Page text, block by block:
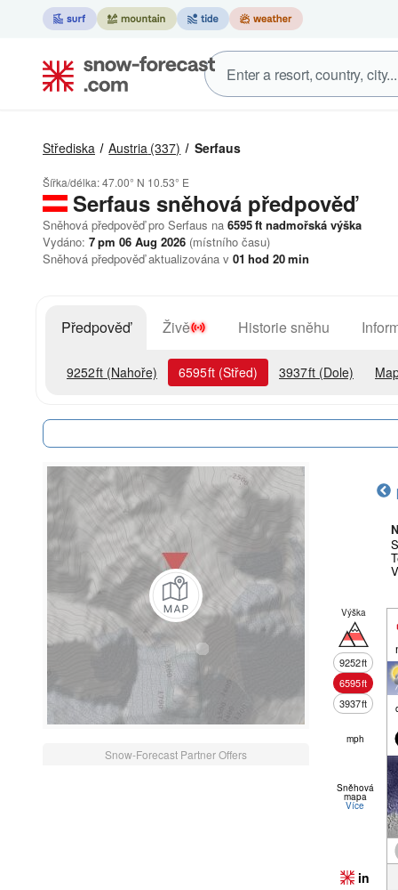
Střediska Austria (337) Serfaus
Šířka/délka:47.00° N 10.53° E
Serfaus sněhová předpověď
Sněhová předpověď pro Serfaus na 6595ft nadmořská výška
Vydáno: 7 pm 06 Aug 2026 (místního času)
Sněhová předpověď aktualizována v 01 hod 20min
Předpověď Živě Historie sněhu
9252ft (Nahoře) 6595ft (Střed) 3937ft (Dole)
Snow-Forecast Partner Offers
Výška
9252ft
6595ft
3937ft
mph
Sněhová
mapa
Více
in